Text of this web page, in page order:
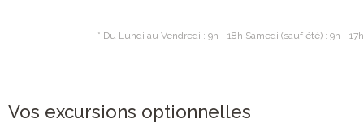
* Du Lundi au Vendredi : 9h - 18h Samedi (sauf été) : 9h - 17h
Vos excursions optionnelles